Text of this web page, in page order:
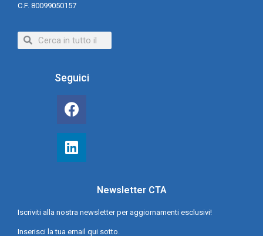
C.F. 80099050157
Seguici
Newsletter CTA
Iscriviti alla nostra newsletter per aggiornamenti esclusivi!
Inserisci la tua email qui sotto.